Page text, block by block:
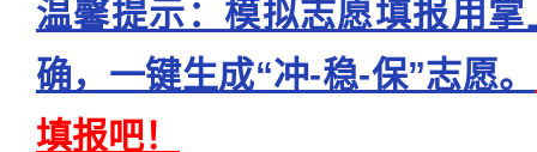
温馨提示：模拟志愿填报用
确，一键生成“冲-稳-保”志愿。
填报吧！